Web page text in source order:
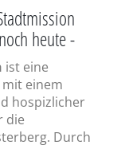
heute -
ist eine
einem
hospizlicher
die
Durch